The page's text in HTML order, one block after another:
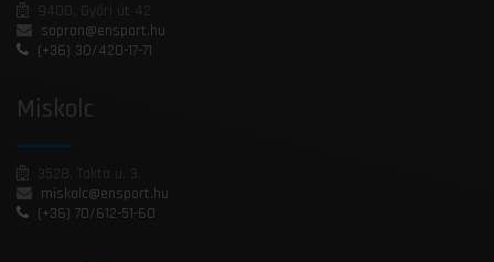
9400, Győri út 42.
sopron@ensport.hu
(+36) 30/420-17-71
Miskolc
3528, Takta u. 3.
miskolc@ensport.hu
(+36) 70/612-51-60